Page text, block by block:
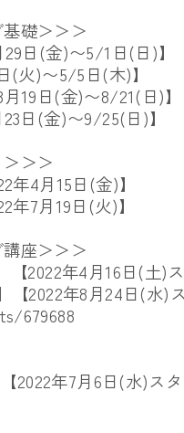
礎＞＞＞
日(金)〜5/1日(日)】
(火)〜5/5日(木)】
19日(金)〜8/21(日)】
日(金)〜9/25(日)】
＞＞
年4月15日(金)】
年7月19日(火)】
座＞＞＞
【2022年4月16日(土)
【2022年8月24日(水)
679688
2022年7月6日(水)ス